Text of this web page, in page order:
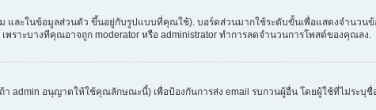
ละในข้อมูลส่วนตัว ขึ้นอยู่กับรูปแบบที่คุณใช้). บอร์ดส่วนมากใช้ระดับขั้นเพื่อแสดงจำนวน
ราะบางทีคุณอาจถูก moderator หรือ administrator ทำการลดจำนวนการโพสต์ของคุณลง.
admin อนุญาตให้ใช้คุณลักษณะนี้) เพื่อป้องกันการส่ง email รบกวนผู้อื่น โดยผู้ใช้ที่ไม่ระบุชื่